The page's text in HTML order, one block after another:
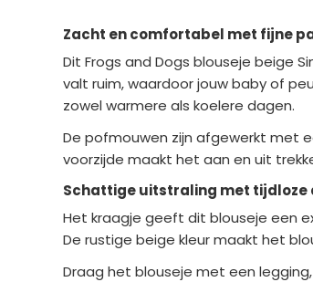
Zacht en comfortabel met fijne
Dit Frogs and Dogs blouseje beige
valt ruim, waardoor jouw baby of
zowel warmere als koelere dagen.
De pofmouwen zijn afgewerkt met
voorzijde maakt het aan en uit
Schattige uitstraling met tijdloze
Het kraagje geeft dit blouseje een
De rustige beige kleur maakt het
Draag het blouseje met een